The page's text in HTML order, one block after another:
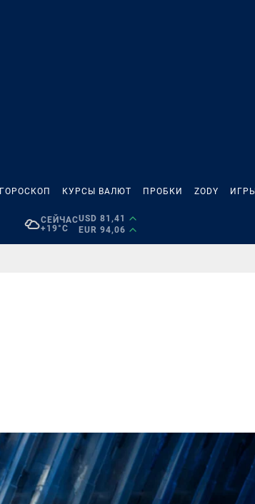
ГОРОСКОП КУРСЫ ВАЛЮТ ПРОБКИ ZODY ИГРЫ
СЕЙЧАС
+19°C
USD 81,41
EUR 94,06